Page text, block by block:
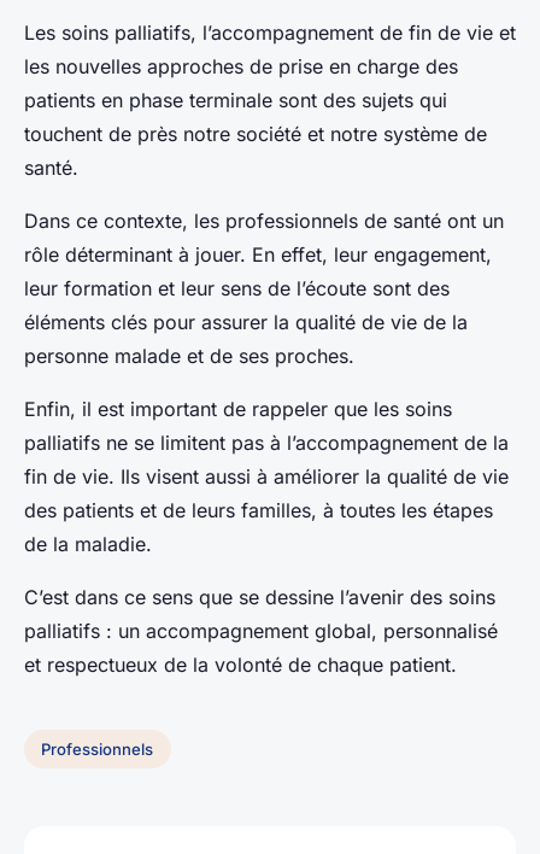
Les soins palliatifs, l’accompagnement de fin de vie et
les nouvelles approches de prise en charge des
patients en phase terminale sont des sujets qui
touchent de près notre société et notre système de
santé.
Dans ce contexte, les professionnels de santé ont un
rôle déterminant à jouer. En effet, leur engagement,
leur formation et leur sens de l’écoute sont des
éléments clés pour assurer la qualité de vie de la
personne malade et de ses proches.
Enfin, il est important de rappeler que les soins
palliatifs ne se limitent pas à l’accompagnement de la
fin de vie. Ils visent aussi à améliorer la qualité de vie
des patients et de leurs familles, à toutes les étapes
de la maladie.
C’est dans ce sens que se dessine l’avenir des soins
palliatifs : un accompagnement global, personnalisé
et respectueux de la volonté de chaque patient.
Professionnels